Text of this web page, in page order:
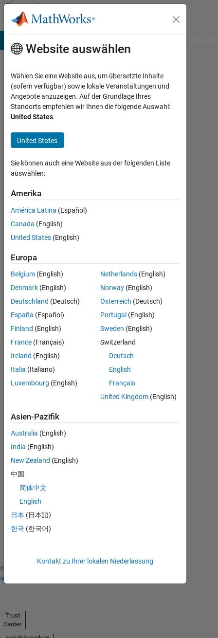
Weiter zum Inhalt
Community
Profile
Jorge
Barrasa
Fano
Last
seen:
als 3
Jahre
|
Aktiv
0
Following:
0
Follow
Abzeichen
Jorge
MATLAB
Answers
Abzeichen
Alle
06 Aug 2019
Website auswählen
Wählen Sie eine Website aus, um übersetzte Inhalte
(sofern verfügbar) sowie lokale Veranstaltungen und
Angebote anzuzeigen. Auf der Grundlage Ihres
Standorts empfehlen wir Ihnen die folgende Auswahl:
United States.
United States
Sie können auch eine Website aus der folgenden Liste
auswählen:
Amerika
América Latina (Español)
Canada (English)
United States (English)
Europa
Belgium (English)
Denmark (English)
Deutschland (Deutsch)
España (Español)
Finland (English)
France (Français)
Ireland (English)
Italia (Italiano)
Luxembourg (English)
Netherlands (English)
Norway (English)
Österreich (Deutsch)
Portugal (English)
Sweden (English)
Switzerland
Deutsch
English
Français
United Kingdom (English)
Asien-Pazifik
Australia (English)
India (English)
New Zealand (English)
中国
简体中文
English
日本 (日本語)
한국 (한국어)
Kontakt zu Ihrer lokalen Niederlassung
Trust
Center